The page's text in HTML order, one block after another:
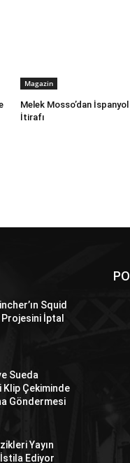
Magazin
Melek Mosso’dan
İtirafı
Squid
İptal
Sueda
Klip Çekiminde
Göndermesi
Yayın
Ediyor